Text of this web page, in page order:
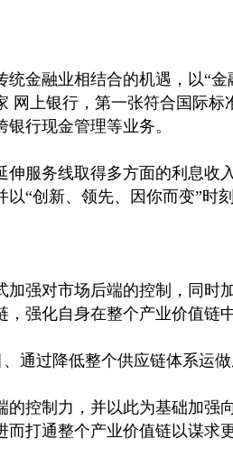
金融业相结合的机遇，以“
网上银行，第一张符合国际
行现金管理等业务。
服务线取得多方面的利息收
“创新、领先、因你而变”时
强对市场后端的控制，同时
强化自身在整个产业价值链
通过降低整个供应链体系运
控制力，并以此为基础加强
打通整个产业价值链以谋求